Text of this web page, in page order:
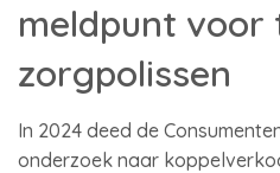
meldpunt voor
zorgpolissen
In 2024 deed de
onderzoek naar